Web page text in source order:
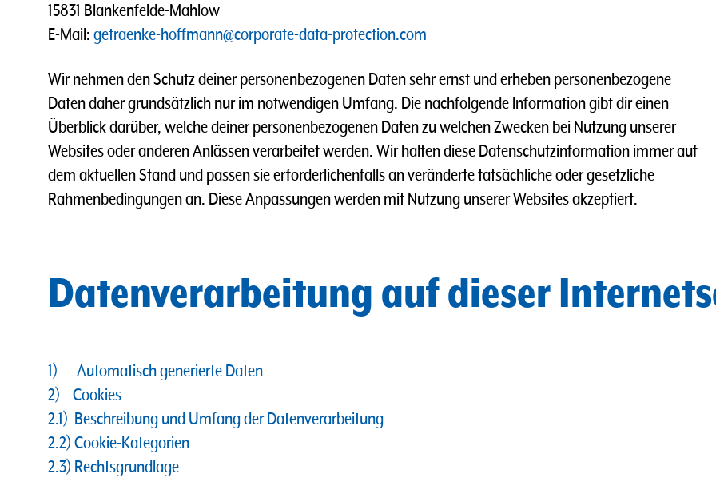
15831 Blankenfelde-Mahlow
E-Mail: getraenke-hoffmann@corporate-data-protection.com
Wir nehmen den Schutz deiner personenbezogenen Daten sehr ernst und erheben personenbezogene
Daten daher grundsätzlich nur im notwendigen Umfang. Die nachfolgende Information gibt dir einen
Überblick darüber, welche deiner personenbezogenen Daten zu welchen Zwecken bei Nutzung unserer
Websites oder anderen Anlässen verarbeitet werden. Wir halten diese Datenschutzinformation immer auf
dem aktuellen Stand und passen sie erforderlichenfalls an veränderte tatsächliche oder gesetzliche
Rahmenbedingungen an. Diese Anpassungen werden mit Nutzung unserer Websites akzeptiert.
Datenverarbeitung auf dieser
1) Automatisch generierte Daten
2) Cookies
2.1) Beschreibung und Umfang der Datenverarbeitung
2.2) Cookie-Kategorien
2.3) Rechtsgrundlage